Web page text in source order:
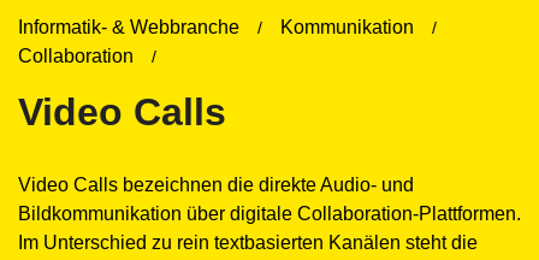
Informatik- & Webbranche
Kommunikation
Collaboration
Video Calls
Video Calls bezeichnen die direkte Audio- und
Bildkommunikation über digitale Collaboration-Plattformen.
Im Unterschied zu rein textbasierten Kanälen steht die